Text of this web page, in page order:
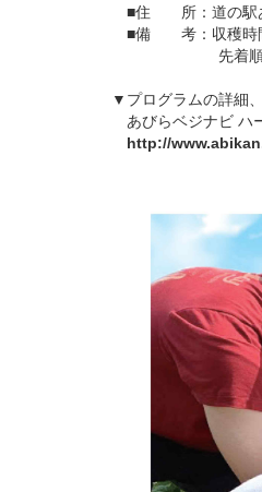
■住 所：道の駅あ
■備 考：収穫時間
先着順となりま
▼プログラムの詳細
あびらベジナビ ハ
http://